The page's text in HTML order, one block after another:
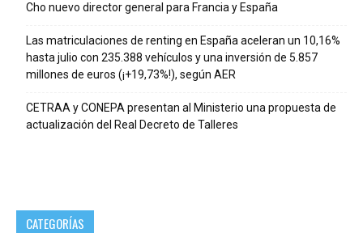
Cho nuevo director general para Francia y España
Las matriculaciones de renting en España aceleran un 10,16%
hasta julio con 235.388 vehículos y una inversión de 5.857
millones de euros (¡+19,73%!), según AER
CETRAA y CONEPA presentan al Ministerio una propuesta de
actualización del Real Decreto de Talleres
CATEGORÍAS